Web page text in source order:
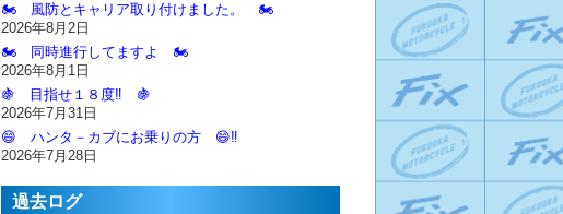
🏍️ 風防とキャリア取り付けました。 🏍️
2026年8月2日
🏍️ 同時進行してますよ 🏍️
2026年8月1日
🍇 目指せ１８度‼️ 🍇
2026年7月31日
😄 ハンタ－カブにお乗りの方 😄‼️
2026年7月28日
過去ログ